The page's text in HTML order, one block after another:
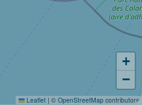
+
−
Leaflet | © OpenStreetMap contributors